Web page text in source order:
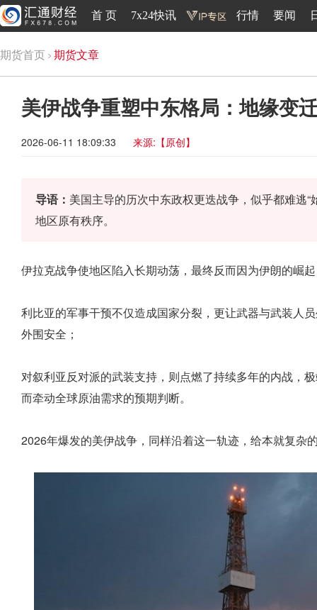
首 页 7x24快讯 行情 要闻
期货首页 期货文章
美伊战争重塑中东格局：地缘变
2026-06-11 18:09:33 来源:【原创】
导语： 美国主导的历次中东政权更迭战争，似乎都难
地区原有秩序。
伊拉克战争使地区陷入长期动荡，最终反而因为伊朗的崛
利比亚的军事干预不仅造成国家分裂，更让武器与武装人
外围安全；
对叙利亚反对派的武装支持，则点燃了持续多年的内战，
而牵动全球原油需求的预期判断。
2026年爆发的美伊战争，同样沿着这一轨迹，给本就复杂